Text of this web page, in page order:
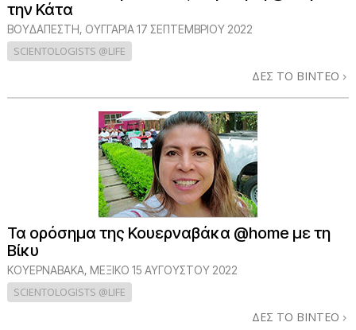
την Κάτα
ΒΟΥΔΑΠΈΣΤΗ, ΟΥΓΓΑΡΊΑ17 ΣΕΠΤΕΜΒΡΙΟΥ 2022
SCIENTOLOGISTS @LIFE
ΔΕΣ ΤΟ ΒΙΝΤΕΟ
Τα ορόσημα της Κουερναβάκα @home με τη
Βίκυ
ΚΟΥΕΡΝΑΒΑΚΑ, ΜΕΞΙΚΟ 15 ΑΥΓΟΥΣΤΟΥ 2022
SCIENTOLOGISTS @LIFE
ΔΕΣ ΤΟ ΒΙΝΤΕΟ